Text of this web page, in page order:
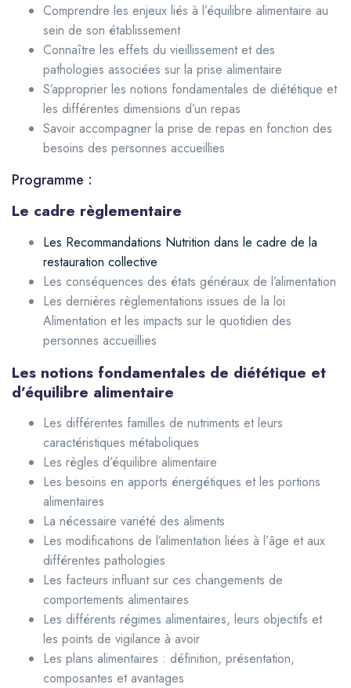
Comprendre les enjeux liés à l’équilibre alimentaire au
sein de son établissement
Connaître les effets du vieillissement et des
pathologies associées sur la prise alimentaire
S’approprier les notions fondamentales de diététique et
les différentes dimensions d’un repas
Savoir accompagner la prise de repas en fonction des
besoins des personnes accueillies
Programme :
Le cadre règlementaire
Les Recommandations Nutrition dans le cadre de la
restauration collective
Les conséquences des états généraux de l’alimentation
Les dernières règlementations issues de la loi
Alimentation et les impacts sur le quotidien des
personnes accueillies
Les notions fondamentales de diététique et
d’équilibre alimentaire
Les différentes familles de nutriments et leurs
caractéristiques métaboliques
Les règles d’équilibre alimentaire
Les besoins en apports énergétiques et les portions
alimentaires
La nécessaire variété des aliments
Les modifications de l’alimentation liées à l’âge et aux
différentes pathologies
Les facteurs influant sur ces changements de
comportements alimentaires
Les différents régimes alimentaires, leurs objectifs et
les points de vigilance à avoir
Les plans alimentaires : définition, présentation,
composantes et avantages